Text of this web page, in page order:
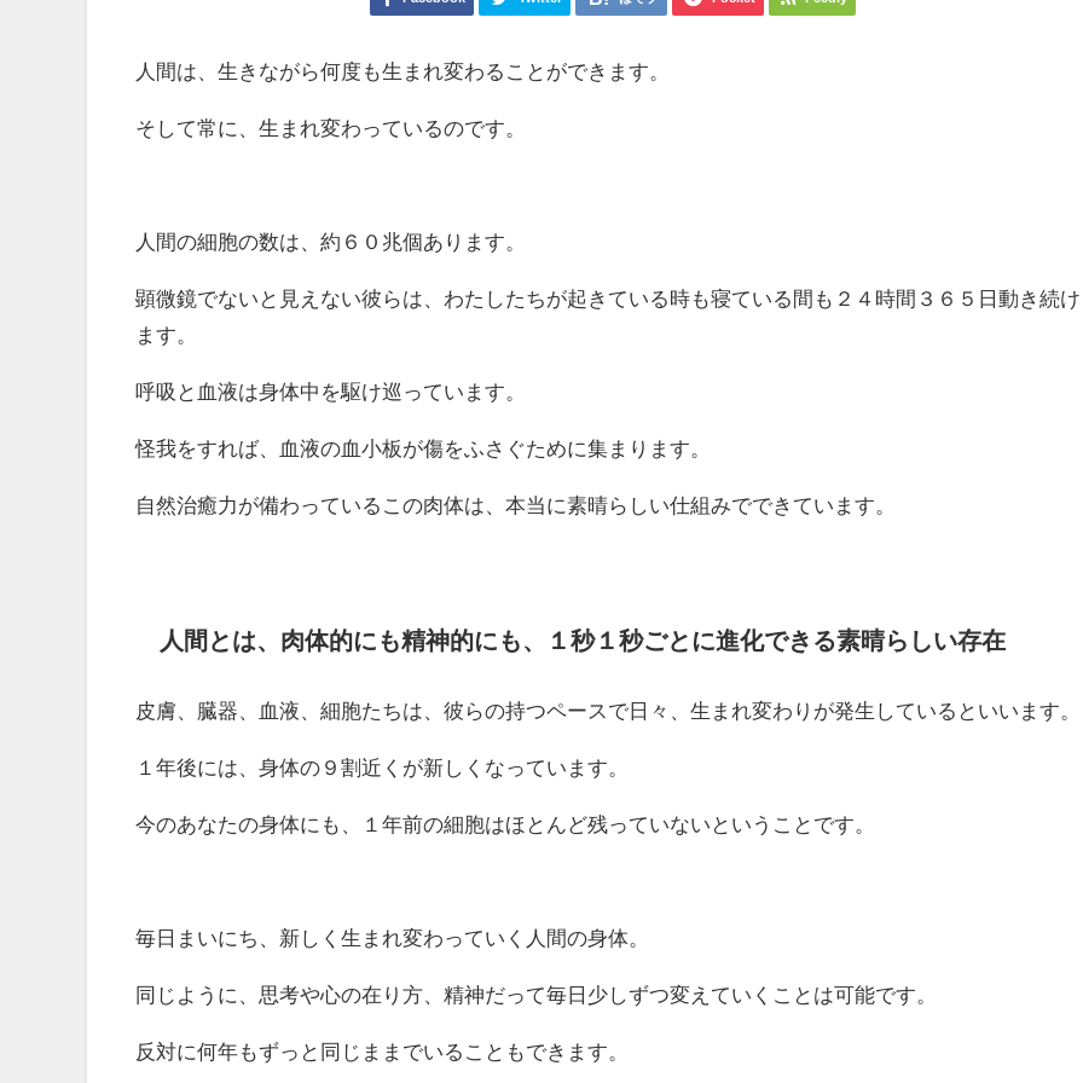
人間は、生きながら何度も生まれ変わることができます。
そして常に、生まれ変わっているのです。
人間の細胞の数は、約６０兆個あります。
顕微鏡でないと見えない彼らは、わたしたちが起きている時も寝ている間も２４時間３６５日動き続け
ます。
呼吸と血液は身体中を駆け巡っています。
怪我をすれば、血液の血小板が傷をふさぐために集まります。
自然治癒力が備わっているこの肉体は、本当に素晴らしい仕組みでできています。
人間とは、肉体的にも精神的にも、１秒１秒ごとに進化できる素晴らしい存在
皮膚、臓器、血液、細胞たちは、彼らの持つペースで日々、生まれ変わりが発生しているといいます。
１年後には、身体の９割近くが新しくなっています。
今のあなたの身体にも、１年前の細胞はほとんど残っていないということです。
毎日まいにち、新しく生まれ変わっていく人間の身体。
同じように、思考や心の在り方、精神だって毎日少しずつ変えていくことは可能です。
反対に何年もずっと同じままでいることもできます。